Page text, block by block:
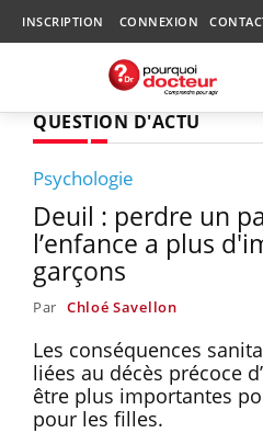
INSCRIPTION CONNEXION
QUESTION D'ACTU
Psychologie
Deuil : perdre un
l’enfance a plus
garçons
Par Chloé Savellon
Les conséquences
liées au décès précoce
être plus importantes
pour les filles.